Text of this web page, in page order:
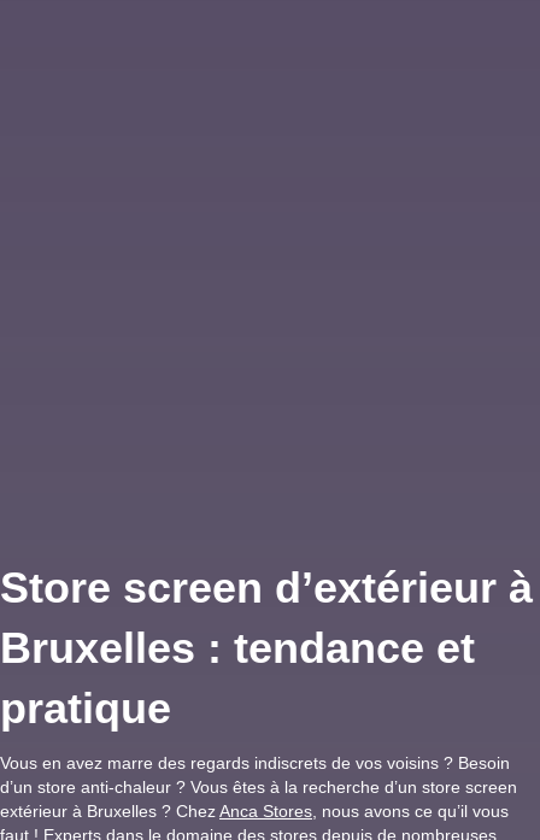
Store screen d’extérieur à
Bruxelles : tendance et
pratique
Vous en avez marre des regards indiscrets de vos voisins ? Besoin
d’un store anti-chaleur ? Vous êtes à la recherche d’un store screen
extérieur à Bruxelles ? ChezAnca Stores , nous avons ce qu’il vous
faut ! Experts dans le domaine des stores depuis de nombreuses